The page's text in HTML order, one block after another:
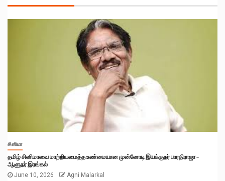
சினிமா
தமிழ் சினிமாவை மாற்றியமைத்த உண்மையான முன்னோடி இயக்குநர் பாரதிராஜா –
ஆளுநர் இரங்கல்
June 10, 2026
Agni Malarkal